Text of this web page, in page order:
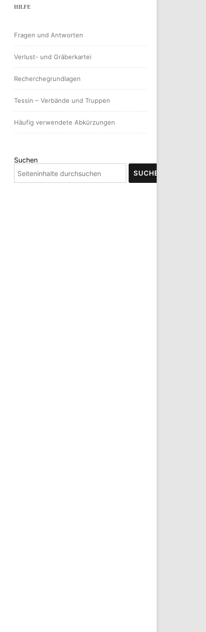
HILFE
Fragen und Antworten
Verlust- und Gräberkartei
Recherchegrundlagen
Tessin – Verbände und Truppen
Häufig verwendete Abkürzungen
Suchen
SUCHEN